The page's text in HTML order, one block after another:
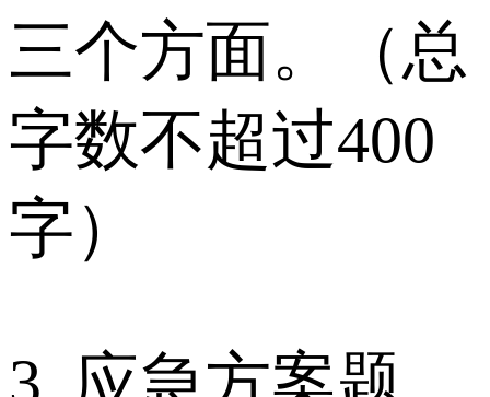
三个方面。（总
字数不超过400
字）
3. 应急方案题